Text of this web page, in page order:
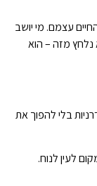
עצמם. מי יושב
מזה – הוא
מודרניות בלי להפוך את
לעין לנוח.